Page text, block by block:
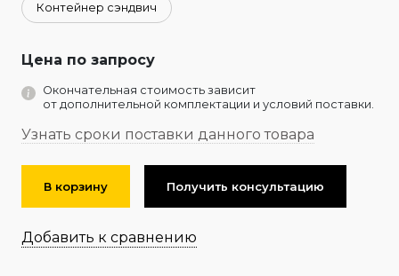
Контейнер сэндвич
Цена по запросу
Окончательная стоимость зависит
от дополнительной комплектации и условий поставки.
Узнать сроки поставки данного товара
В корзину Получить консультацию
Добавить к сравнению